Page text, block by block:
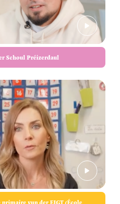
Schoul Préizerdaul
primaire vun der EIGT (École